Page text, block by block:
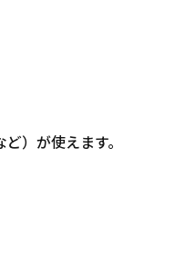
）が使えます。